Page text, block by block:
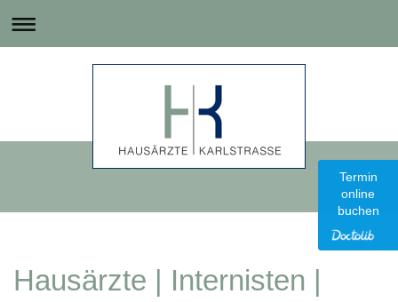
Termin
online
buchen
Hausärzte | Internisten |
Termin
online
buchen